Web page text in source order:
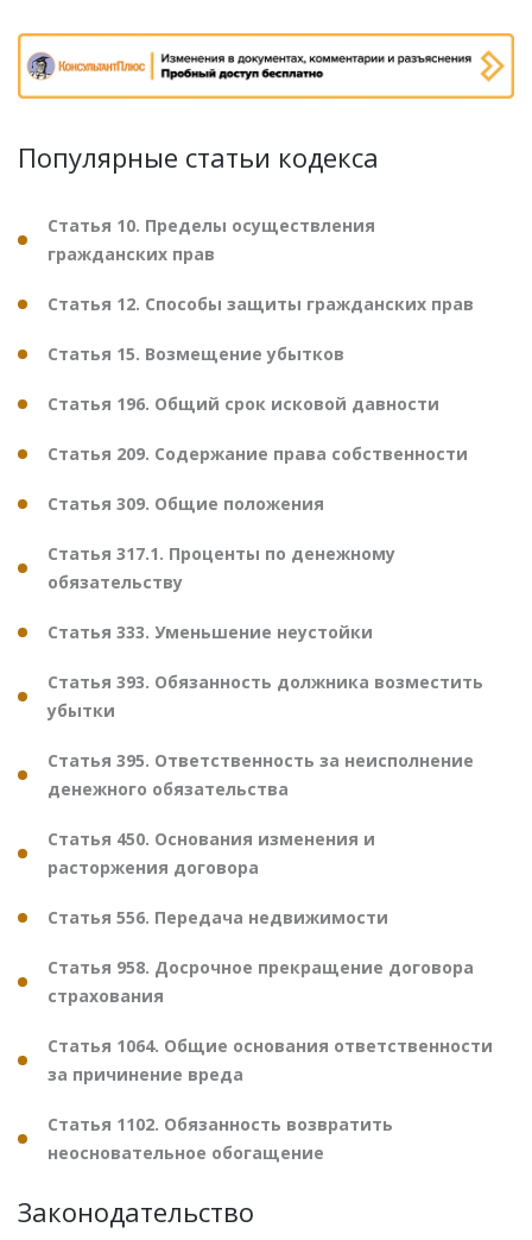
Популярные статьи кодекса
Статья 10. Пределы осуществления
гражданских прав
Статья 12. Способы защиты гражданских прав
Статья 15. Возмещение убытков
Статья 196. Общий срок исковой давности
Статья 209. Содержание права собственности
Статья 309. Общие положения
Статья 317.1. Проценты по денежному
обязательству
Статья 333. Уменьшение неустойки
Статья 393. Обязанность должника возместить
убытки
Статья 395. Ответственность за неисполнение
денежного обязательства
Статья 450. Основания изменения и
расторжения договора
Статья 556. Передача недвижимости
Статья 958. Досрочное прекращение договора
страхования
Статья 1064. Общие основания ответственности
за причинение вреда
Статья 1102. Обязанность возвратить
неосновательное обогащение
Законодательство